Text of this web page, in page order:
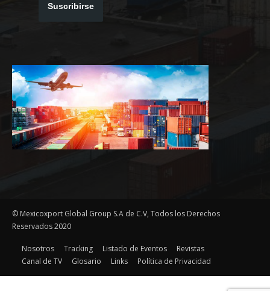
Suscribirse
© Mexicoxport Global Group S.A de C.V, Todos los Derechos
Reservados 2020
Nosotros Tracking Listado de Eventos
Revistas
Canal de TV
Glosario Links Política de Privacidad